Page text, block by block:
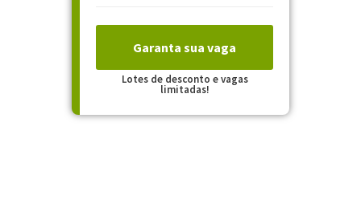
Garanta sua vaga
Lotes de desconto e vagas
limitadas!